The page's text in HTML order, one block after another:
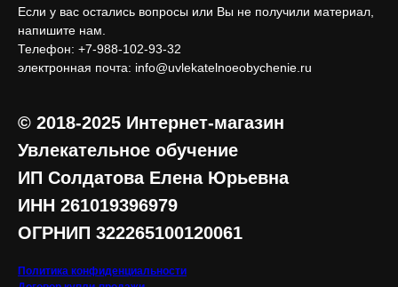
Если у вас остались вопросы или Вы не получили материал,
напишите нам.
Телефон: +7-988-102-93-32
электронная почта: info@uvlekatelnoeobychenie.ru
© 2018-2025 Интернет-магазин
Увлекательное обучение
ИП Солдатова Елена Юрьевна
ИНН 261019396979
ОГРНИП 322265100120061
Политика конфиденциальности